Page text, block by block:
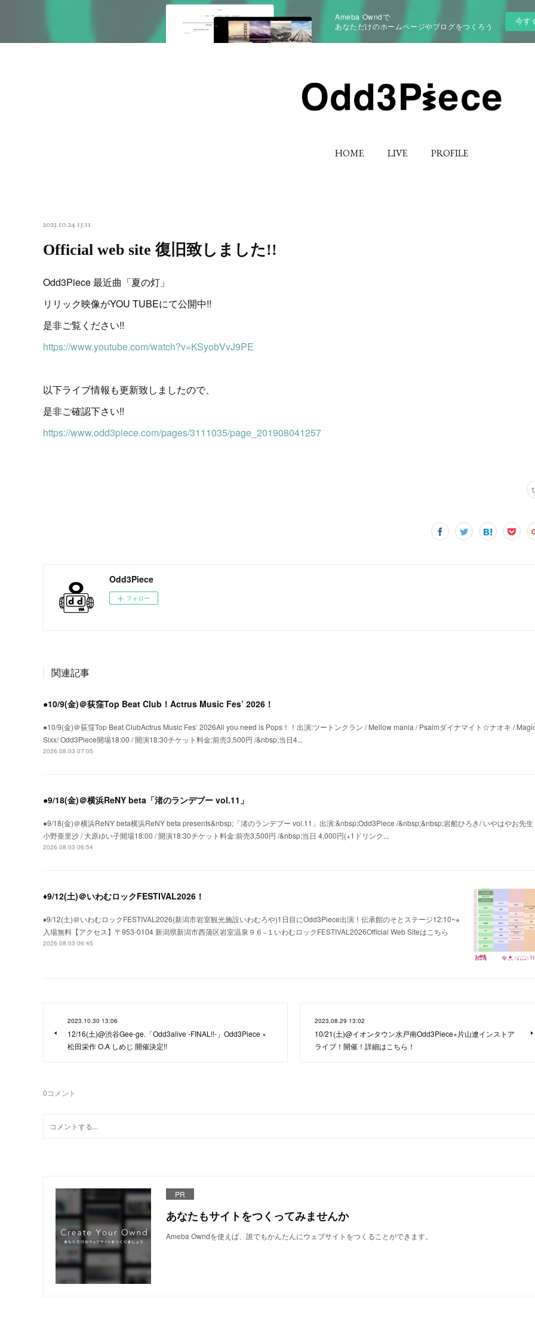
Ameba Owndで
あなただけのホームページやブログをつくろう
今す
HOME LIVE PROFILE
2023.10.24 13:11
Official web site 復旧致しました!!
Odd3Piece 最近曲「夏の灯」
リリック映像がYOU TUBEにて公開中!!
是非ご覧ください!!
https://www.youtube.com/watch?v=KSyobVvJ9PE
以下ライブ情報も更新致しましたので、
是非ご確認下さい!!
https://www.odd3piece.com/pages/3111035/page_201908041257
Odd3Piece
フォロー
関連記事
●10/9(金)＠荻窪Top Beat Club！Actrus Music Fes’ 2026！
●10/9(金)＠荻窪Top Beat ClubActrus Music Fes’ 2026All you need is Pops！！出演:ツートンクラン / Mellow mania / Psalmダイナマイト☆ナオキ /
Sixx/ Odd3Piece開場18:00 / 開演18:30チケット料金:前売3,500円 /&nbsp;当日4...
2026.08.03 07:05
●9/18(金)＠横浜ReNY beta「渚のランデブー vol.11」
●9/18(金)＠横浜ReNY beta横浜ReNY beta presents&nbsp;「渚のランデブー vol.11」出演:&nbsp;Odd3Piece /&nbsp;&nbsp;岩船ひろき/ いやはやお先生
小野亜里沙 / 大原ゆい子開場18:00 / 開演18:30チケット料金:前売3,500円 /&nbsp;当日 4,000円(+1ドリンク...
2026.08.03 06:54
♦9/12(土)＠いわむロックFESTIVAL2026！
♦9/12(土)＠いわむロックFESTIVAL2026(新潟市岩室観光施設いわむろや)1日目にOdd3Piece出演！伝承館のそとステージ12:10~※
入場無料【アクセス】〒953-0104 新潟県新潟市西蒲区岩室温泉９６−１いわむロックFESTIVAL2026Official Web Siteはこちら
2026.08.03 06:45
2023.10.30 13:06
12/16(土)@渋谷Gee-ge.「Odd3alive -FINAL!!-」Odd3Piece ×
松田栄作 O.A しめじ 開催決定!!
2023.08.29 13:02
10/21(土)@イオンタウン水戸南Odd3Piece×片山遼インストア
ライブ！開催！詳細はこちら！
0コメント
PR
あなたもサイトをつくってみませんか
Ameba Owndを使えば、誰でもかんたんにウェブサイトをつくることができます。